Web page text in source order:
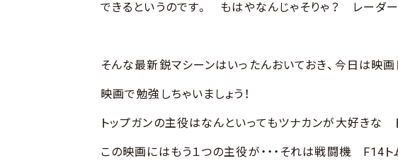
できるというのです。 もはやなんじゃそりゃ？ レーダー
そんな最新鋭マシーンはいったんおいておき、今日は映
映画で勉強しちゃいましょう！
トップガンの主役はなんといってもツナカンが大好きな ト
この映画にはもう１つの主役が・・・それは戦闘機 F14ト